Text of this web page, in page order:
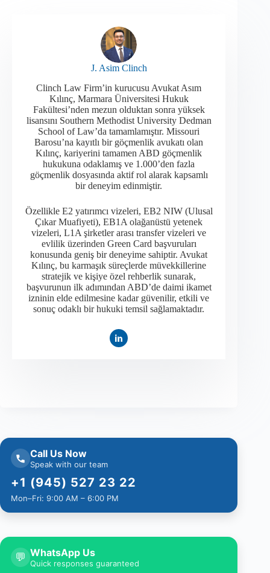
J. Asim Clinch
Clinch Law Firm’in kurucusu Avukat Asım
Kılınç, Marmara Üniversitesi Hukuk
Fakültesi’nden mezun olduktan sonra yüksek
lisansını Southern Methodist University Dedman
School of Law’da tamamlamıştır. Missouri
Barosu’na kayıtlı bir göçmenlik avukatı olan
Kılınç, kariyerini tamamen ABD göçmenlik
hukukuna odaklamış ve 1.000’den fazla
göçmenlik dosyasında aktif rol alarak kapsamlı
bir deneyim edinmiştir.​
Özellikle E2 yatırımcı vizeleri, EB2 NIW (Ulusal
Çıkar Muafiyeti), EB1A olağanüstü yetenek
vizeleri, L1A şirketler arası transfer vizeleri ve
evlilik üzerinden Green Card başvuruları
konusunda geniş bir deneyime sahiptir. Avukat
Kılınç, bu karmaşık süreçlerde müvekkillerine
stratejik ve kişiye özel rehberlik sunarak,
başvurunun ilk adımından ABD’de daimi ikamet
izninin elde edilmesine kadar güvenilir, etkili ve
sonuç odaklı bir hukuki temsil sağlamaktadır.
Call Us Now
Speak with our team
+1 (945) 527 23 22
Mon–Fri: 9:00 AM – 6:00 PM
💬 WhatsApp Us
Quick responses guaranteed